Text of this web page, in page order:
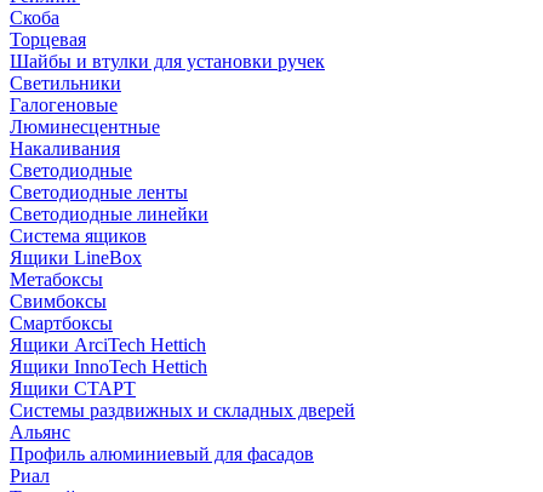
Скоба
Торцевая
Шайбы и втулки для установки ручек
Светильники
Галогеновые
Люминесцентные
Накаливания
Светодиодные
Светодиодные ленты
Светодиодные линейки
Система ящиков
Ящики LineBox
Метабоксы
Свимбоксы
Смартбоксы
Ящики ArciTech Hettich
Ящики InnoTech Hettich
Ящики СТАРТ
Системы раздвижных и складных дверей
Альянс
Профиль алюминиевый для фасадов
Риал